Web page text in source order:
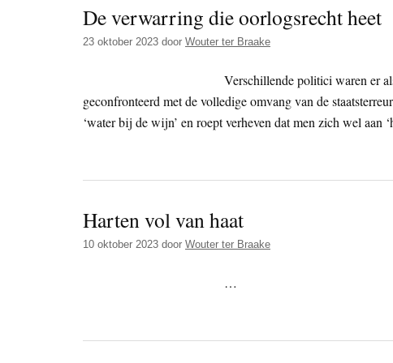
De verwarring die oorlogsrecht heet
23 oktober 2023 door Wouter ter Braake
Verschillende politici waren er
geconfronteerd met de volledige omvang van de
‘water bij de wijn’ en roept verheven dat men zich wel aan
Harten vol van haat
10 oktober 2023 door Wouter ter Braake
…